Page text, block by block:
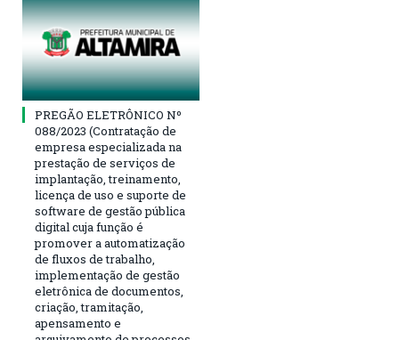
PREGÃO ELETRÔNICO Nº
088/2023 (Contratação de
empresa especializada na
prestação de serviços de
implantação, treinamento,
licença de uso e suporte de
software de gestão pública
digital cuja função é
promover a automatização
de fluxos de trabalho,
implementação de gestão
eletrônica de documentos,
criação, tramitação,
apensamento e